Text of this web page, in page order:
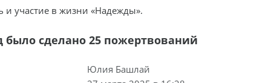
и участие в жизни «Надежды».
было сделано 25 пожертвований
Юлия Башлай